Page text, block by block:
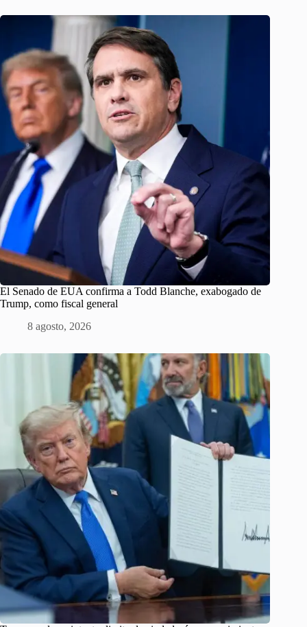
El Senado de EUA confirma a Todd Blanche, exabogado de
Trump, como fiscal general
8 agosto, 2026